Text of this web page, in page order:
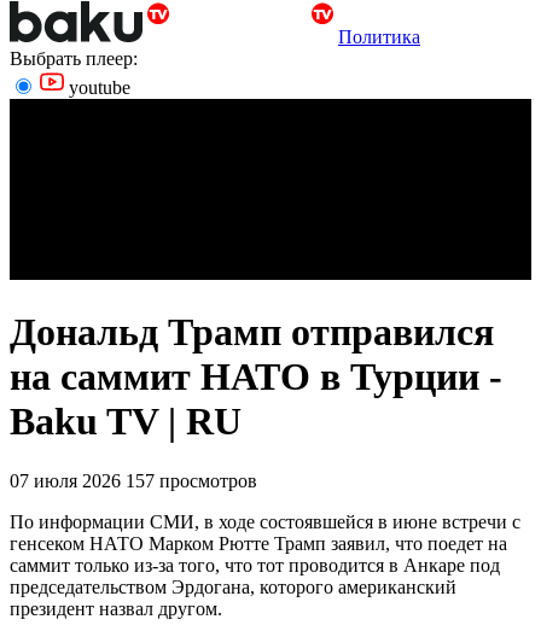
Политика
Выбрать плеер:
youtube
Дональд Трамп отправился
на саммит НАТО в Турции -
Baku TV | RU
07 июля 2026 157 просмотров
По информации СМИ, в ходе состоявшейся в июне встречи с
генсеком НАТО Марком Рютте Трамп заявил, что поедет на
саммит только из-за того, что тот проводится в Анкаре под
председательством Эрдогана, которого американский
президент назвал другом.